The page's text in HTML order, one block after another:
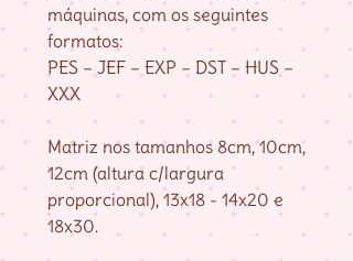
máquinas, com os seguintes
formatos:
PES – JEF – EXP – DST – HUS –
XXX
Matriz nos tamanhos 8cm, 10cm,
12cm (altura c/largura
proporcional), 13x18 - 14x20 e
18x30.